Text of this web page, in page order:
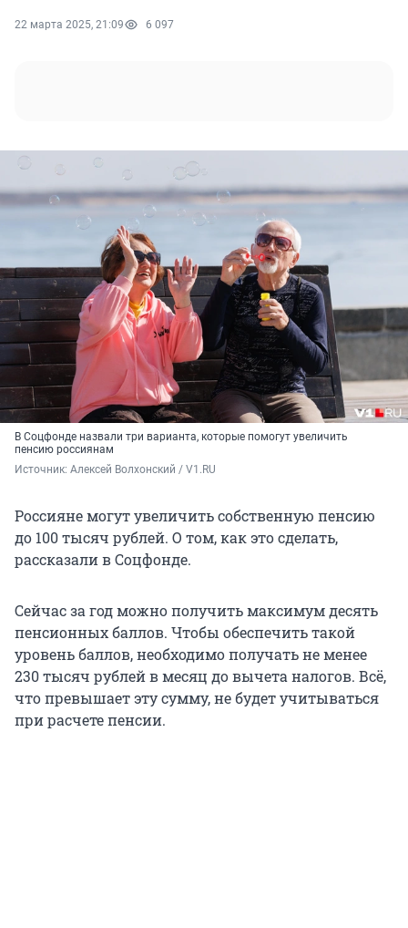
22 марта 2025, 21:09 6 097
В Соцфонде назвали три варианта, которые помогут увеличить
пенсию россиянам
Источник: Алексей Волхонский / V1.RU
Россияне могут увеличить собственную пенсию
до 100 тысяч рублей. О том, как это сделать,
рассказали в Соцфонде.
Сейчас за год можно получить максимум десять
пенсионных баллов. Чтобы обеспечить такой
уровень баллов, необходимо получать не менее
230 тысяч рублей в месяц до вычета налогов. Всё,
что превышает эту сумму, не будет учитываться
при расчете пенсии.